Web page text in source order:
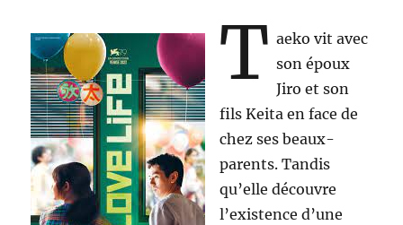
T aeko vit avec
son époux
Jiro et son
fils Keita en face de
chez ses beaux-
parents. Tandis
qu’elle découvre
l’existence d’une